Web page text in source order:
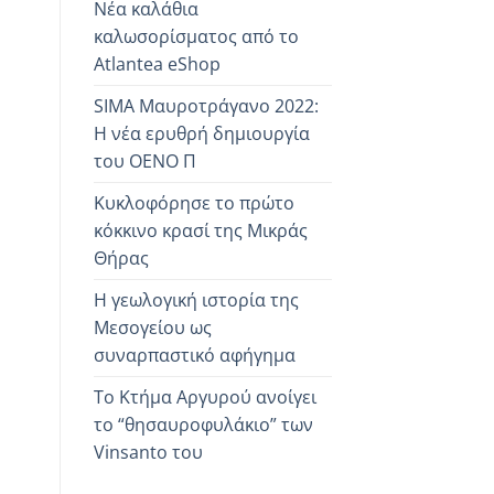
Νέα καλάθια
καλωσορίσματος από το
Atlantea eShop
SIMA Mαυροτράγανo 2022:
Η νέα ερυθρή δημιουργία
του OENO Π
Κυκλοφόρησε το πρώτο
κόκκινο κρασί της Μικράς
Θήρας
Η γεωλογική ιστορία της
Μεσογείου ως
συναρπαστικό αφήγημα
Το Κτήμα Αργυρού ανοίγει
το “θησαυροφυλάκιο” των
Vinsanto του